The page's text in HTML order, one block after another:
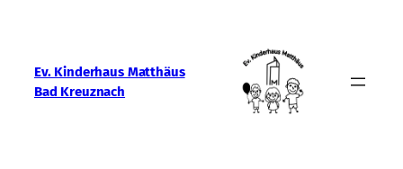
Ev. Kinderhaus Matthäus
Bad Kreuznach